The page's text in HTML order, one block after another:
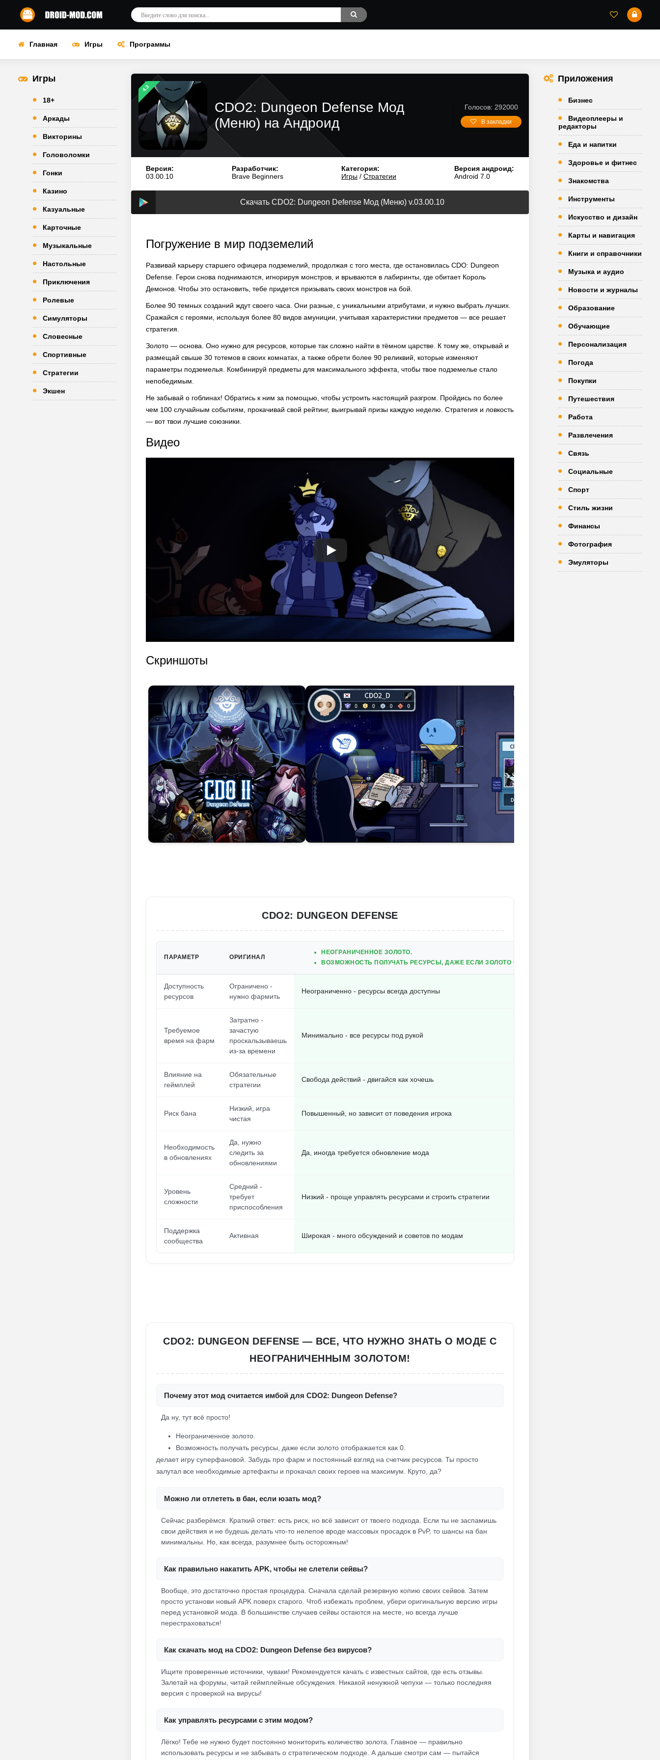
Главная Игры Программы
Игры
18+
Аркады
Викторины
Головоломки
Гонки
Казино
Казуальные
Карточные
Музыкальные
Настольные
Приключения
Ролевые
Симуляторы
Словесные
Спортивные
Стратегии
Экшен
4.3
CDO2: Dungeon Defense Мод
(Меню) на Андроид
Голосов: 292000
В закладки
Версия:
03.00.10
Разработчик:
Brave Beginners
Категория:
Игры / Стратегии
Версия андроид:
Android 7.0
Скачать CDO2: Dungeon Defense Мод (Меню) v.03.00.10
Погружение в мир подземелий
Развивай карьеру старшего офицера подземелий, продолжая с того места, где остановилась CDO: Dungeon
Defense. Герои снова поднимаются, игнорируя монстров, и врываются в лабиринты, где обитает Король
Демонов. Чтобы это остановить, тебе придется призывать своих монстров на бой.
Более 90 темных созданий ждут своего часа. Они разные, с уникальными атрибутами, и нужно выбрать лучших.
Сражайся с героями, используя более 80 видов амуниции, учитывая характеристики предметов — все решает
стратегия.
Золото — основа. Оно нужно для ресурсов, которые так сложно найти в тёмном царстве. К тому же, открывай и
размещай свыше 30 тотемов в своих комнатах, а также обрети более 90 реликвий, которые изменяют
параметры подземелья. Комбинируй предметы для максимального эффекта, чтобы твое подземелье стало
непобедимым.
Не забывай о гоблинах! Обратись к ним за помощью, чтобы устроить настоящий разгром. Пройдись по более
чем 100 случайным событиям, прокачивай свой рейтинг, выигрывай призы каждую неделю. Стратегия и ловкость
— вот твои лучшие союзники.
Видео
Скриншоты
CDO2: DUNGEON DEFENSE
ПАРАМЕТР ОРИГИНАЛ
НЕОГРАНИЧЕННОЕ ЗОЛОТО.
ВОЗМОЖНОСТЬ ПОЛУЧАТЬ РЕСУРСЫ, ДАЖЕ ЕСЛИ ЗОЛОТО ОТОБРАЖАЕТСЯ КАК 0.
Доступность
ресурсов
Ограничено -
нужно фармить
Неограниченно - ресурсы всегда доступны
Требуемое
время на фарм
Затратно -
зачастую
проскальзываешь
из-за времени
Минимально - все ресурсы под рукой
Влияние на
геймплей
Обязательные
стратегии
Свобода действий - двигайся как хочешь
Риск бана
Низкий, игра
чистая
Повышенный, но зависит от поведения игрока
Необходимость
в обновлениях
Да, нужно
следить за
обновлениями
Да, иногда требуется обновление мода
Уровень
сложности
Средний -
требует
приспособления
Низкий - проще управлять ресурсами и строить стратегии
Поддержка
сообщества
Активная Широкая - много обсуждений и советов по модам
CDO2: DUNGEON DEFENSE — ВСЕ, ЧТО НУЖНО ЗНАТЬ О МОДЕ С
НЕОГРАНИЧЕННЫМ ЗОЛОТОМ!
Почему этот мод считается имбой для CDO2: Dungeon Defense?
Да ну, тут всё просто!
Неограниченное золото.
Возможность получать ресурсы, даже если золото отображается как 0.
делает игру суперфановой. Забудь про фарм и постоянный взгляд на счетчик ресурсов. Ты просто
залутал все необходимые артефакты и прокачал своих героев на максимум. Круто, да?
Можно ли отлететь в бан, если юзать мод?
Сейчас разберёмся. Краткий ответ: есть риск, но всё зависит от твоего подхода. Если ты не заспамишь
свои действия и не будешь делать что-то нелепое вроде массовых просадок в PvP, то шансы на бан
минимальны. Но, как всегда, разумнее быть осторожным!
Как правильно накатить APK, чтобы не слетели сейвы?
Вообще, это достаточно простая процедура. Сначала сделай резервную копию своих сейвов. Затем
просто установи новый APK поверх старого. Чтоб избежать проблем, убери оригинальную версию игры
перед установкой мода. В большинстве случаев сейвы остаются на месте, но всегда лучше
перестраховаться!
Как скачать мод на CDO2: Dungeon Defense без вирусов?
Ищите проверенные источники, чуваки! Рекомендуется качать с известных сайтов, где есть отзывы.
Залетай на форумы, читай геймплейные обсуждения. Никакой ненужной чепухи — только последняя
версия с проверкой на вирусы!
Как управлять ресурсами с этим модом?
Лёгко! Тебе не нужно будет постоянно мониторить количество золота. Главное — правильно
использовать ресурсы и не забывать о стратегическом подходе. А дальше смотри сам — пытайся
Приложения
Бизнес
Видеоплееры и
редакторы
Еда и напитки
Здоровье и фитнес
Знакомства
Инструменты
Искусство и дизайн
Карты и навигация
Книги и справочники
Музыка и аудио
Новости и журналы
Образование
Обучающие
Персонализация
Погода
Покупки
Путешествия
Работа
Развлечения
Связь
Социальные
Спорт
Стиль жизни
Финансы
Фотография
Эмуляторы